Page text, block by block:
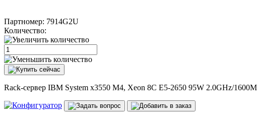
Партномер: 7914G2U
Количество:
Rack-сервер IBM System x3550 M4, Xeon 8C E5-2650 95W 2.0GHz/